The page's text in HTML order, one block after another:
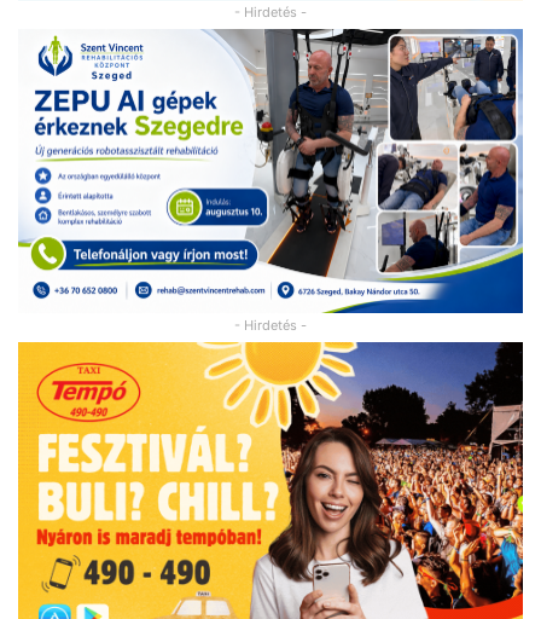
- Hirdetés -
- Hirdetés -